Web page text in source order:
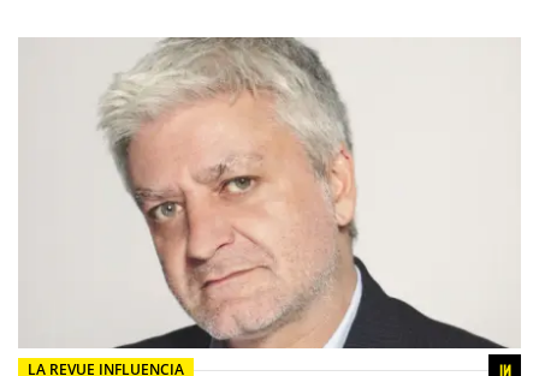
LA REVUE INFLUENCIA